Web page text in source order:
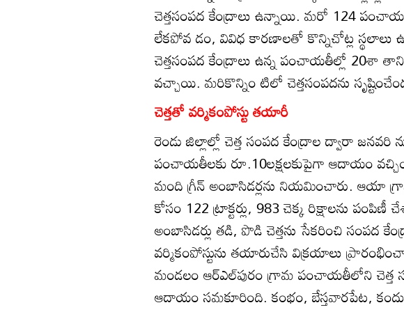
చెత్తసంపద కేంద్రాలు ఉన్నాయి. మరో 124
లేకపోవ డం, వివిధ కారణాలతో కొన్నిచోట్ల స్థలాలు
చెత్తసంపద కేంద్రాలు ఉన్న పంచాయతీల్లో 20శా
వచ్చాయి. మరికొన్నిం టిలో చెత్తసంపదను
చెత్తతో వర్మికంపోస్టు తయారీ
రెండు జిల్లాల్లో చెత్త సంపద కేంద్రాల ద్వారా జనవరి
పంచాయతీలకు రూ.10లక్షలకుపైగా ఆదాయం
మంది గ్రీన్‌ అంబాసిడర్లను నియమించారు. ఆయా
కోసం 122 ట్రాక్టర్లు, 983 చెక్క రిక్షాలను
అంబాసిడర్లు తడి, పొడి చెత్తను సేకరించి సంపద
వర్మికంపోస్టును తయారుచేసి విక్రయాలు
మండలం ఆర్‌ఎల్‌పురం గ్రామ పంచాయతీలోని చెత్త
ఆదాయం సమకూరింది. కంభం, బేస్తవారపేట,